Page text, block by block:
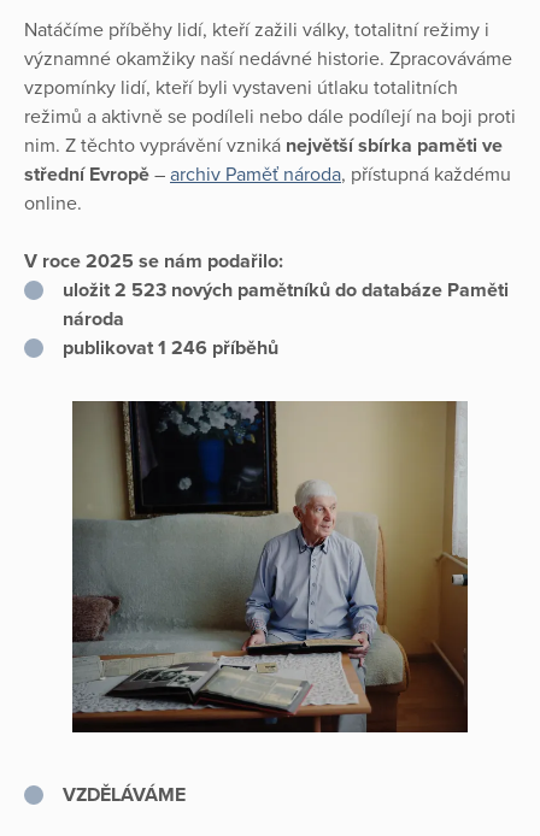
Natáčíme příběhy lidí, kteří zažili války, totalitní režimy i
významné okamžiky naší nedávné historie. Zpracováváme
vzpomínky lidí, kteří byli vystaveni útlaku totalitních
režimů a aktivně se podíleli nebo dále podílejí na boji proti
nim. Z těchto vyprávění vzniká největší sbírka paměti ve
střední Evropě – archiv Paměť národa, přístupná každému
online.
V roce 2025 se nám podařilo:
uložit 2 523 nových pamětníků do databáze Paměti
národa
publikovat 1 246 příběhů
VZDĚLÁVÁME